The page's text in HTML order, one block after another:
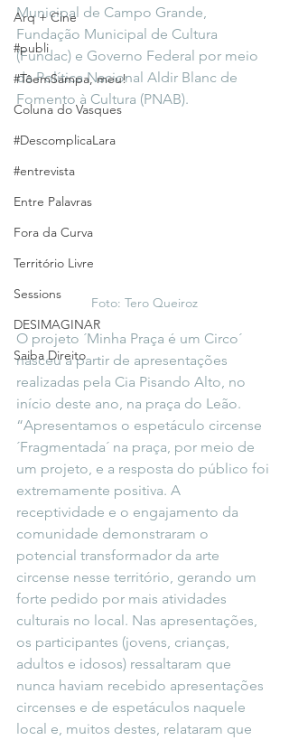
Arq + Cine
#publi
#TôemSampa, meu!
Coluna do Vasques
#DescomplicaLara
#entrevista
Entre Palavras
Fora da Curva
Território Livre
Sessions
DESIMAGINAR
Saiba Direito
Municipal de Campo Grande,
Fundação Municipal de Cultura
(Fundac) e Governo Federal por meio
da Política Nacional Aldir Blanc de
Fomento à Cultura (PNAB).
Foto: Tero Queiroz
O projeto ´Minha Praça é um Circo´
nasceu a partir de apresentações
realizadas pela Cia Pisando Alto, no
início deste ano, na praça do Leão.
“Apresentamos o espetáculo circense
´Fragmentada´ na praça, por meio de
um projeto, e a resposta do público foi
extremamente positiva. A
receptividade e o engajamento da
comunidade demonstraram o
potencial transformador da arte
circense nesse território, gerando um
forte pedido por mais atividades
culturais no local. Nas apresentações,
os participantes (jovens, crianças,
adultos e idosos) ressaltaram que
nunca haviam recebido apresentações
circenses e de espetáculos naquele
local e, muitos destes, relataram que